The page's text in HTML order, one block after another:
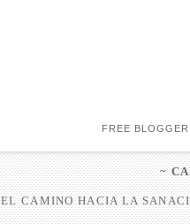
FREE
~
EL CAMINO HACIA LA